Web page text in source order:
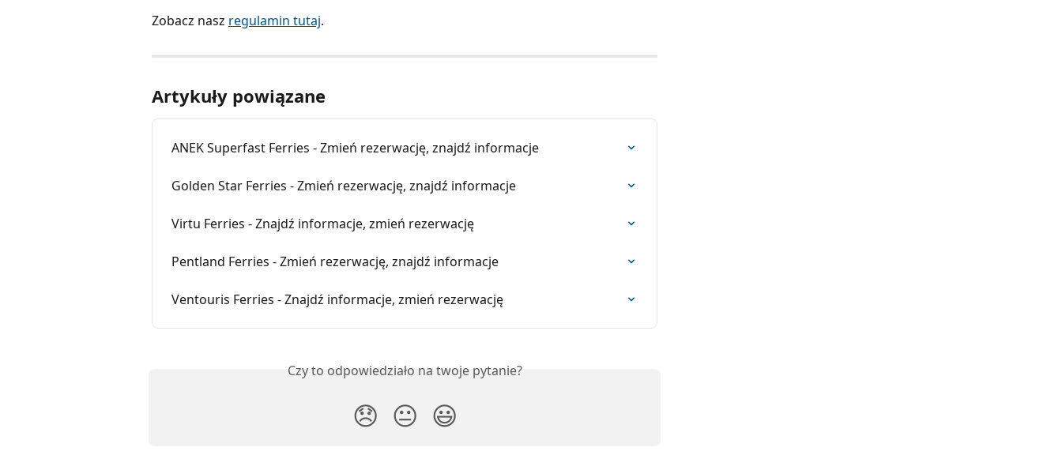
Zobacz nasz regulamin tutaj.
Artykuły powiązane
ANEK Superfast Ferries - Zmień rezerwację, znajdź informacje
Golden Star Ferries - Zmień rezerwację, znajdź informacje
Virtu Ferries - Znajdź informacje, zmień rezerwację
Pentland Ferries - Zmień rezerwację, znajdź informacje
Ventouris Ferries - Znajdź informacje, zmień rezerwację
Czy to odpowiedziało na twoje pytanie?
😞 😐 😃